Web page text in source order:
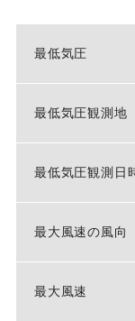
最低気圧
最低気圧観測地
最低気圧観測日
最大風速の風向
最大風速